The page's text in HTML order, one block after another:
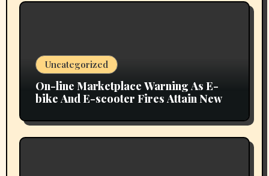
Uncategorized
On-line Marketplace Warning As E-
bike And E-scooter Fires Attain New